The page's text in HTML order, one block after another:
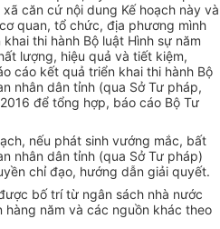
xã căn cứ nội dung Kế hoạch này và
quan, tổ chức, địa phương mình
thi hành Bộ luật Hình sự năm
lượng, hiệu quả và tiết kiệm,
cáo kết quả triển khai thi hành Bộ
nhân dân tỉnh (qua SởTư pháp,
để tổng hợp, báo cáo Bộ Tư
, nếu phát sinh vướng mắc, bất
nhân dân tỉnh (qua SởTư pháp)
chỉ đạo, hướng dẫn giải quyết.
bố trí từ ngân sách nhà nước
năm và các nguồn khác theo